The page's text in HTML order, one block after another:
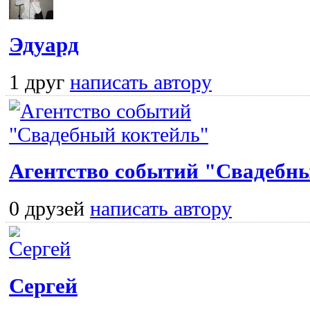
Эдуард
1 друг написать автору
Агентство событий
0 друзей написать автору
Сергей